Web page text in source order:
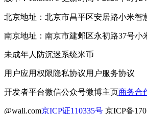
北京地址：北京市昌平区安居路小米智
南京地址：南京市建邺区永初路37号小
未成年人防沉迷系统米币
用户应用权限隐私协议用户服务协议
开发者平台微信公众号微博主页商务合
@wali.com京ICP证110335号 京ICP备